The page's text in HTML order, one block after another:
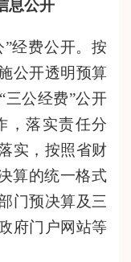
息公开
经费公开。按
公开透明预算
三公经费”公开
，落实责任分
实，按照省财
算的统一格式
门预决算及三
府门户网站等